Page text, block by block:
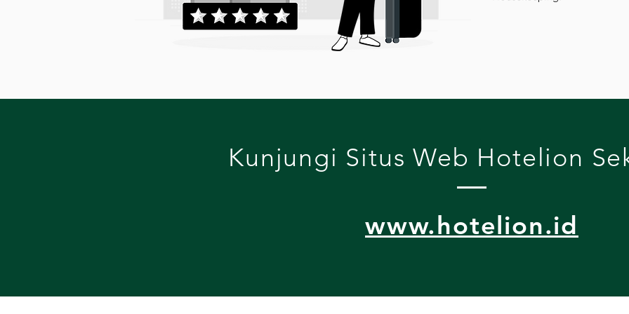
Kunjungi Situs Web Hotelion
www.hotelion.id